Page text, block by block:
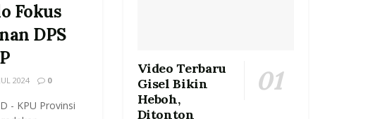
Fokus
DPS
2024 0
- KPU Provinsi
Video Terbaru
Gisel Bikin
Heboh,
Ditonton